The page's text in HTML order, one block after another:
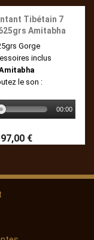
Tibétain 7
Amitabha
Gorge
inclus
le son :
00:00
97,00 €